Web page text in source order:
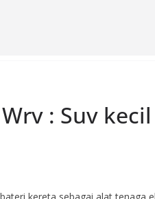
: Suv
kereta sebagai alat tenaga